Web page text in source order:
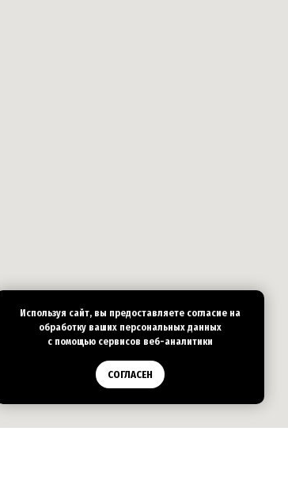
Используя сайт, вы предоставляете согласие на
обработку ваших персональныхданных
с помощью сервисов веб-аналитики
СОГЛАСЕН